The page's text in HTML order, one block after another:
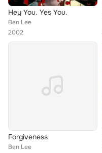
Hey You. Yes You.
Ben Lee
2002
Forgiveness
Ben Lee